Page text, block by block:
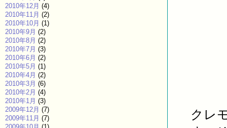
クレ
2010年12月 (4)
2010年11月 (2)
2010年10月 (1)
2010年9月 (2)
2010年8月 (2)
2010年7月 (3)
2010年6月 (2)
2010年5月 (1)
2010年4月 (2)
2010年3月 (6)
2010年2月 (4)
2010年1月 (3)
2009年12月 (7)
2009年11月 (7)